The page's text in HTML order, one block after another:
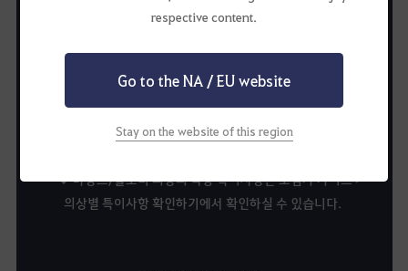
respective content.
Go to the NA / EU website
Stay on the website of this region
사루비룽 모험가님 - 깨발랄 샤이 신상 염색/너무너무 귀여워!! 샤이
물보라~
◆ 바캉스/물보라 의상의 착용 특이사항은 모험가 가이드 >
의상별 특이사항 확인하기에서 확인하실 수 있습니다.